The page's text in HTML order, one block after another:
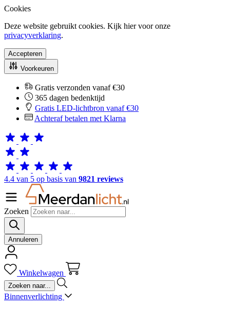
Cookies
Deze website gebruikt cookies. Kijk hier voor onze
privacyverklaring.
Accepteren
Voorkeuren
Gratis verzonden vanaf €30
365 dagen bedenktijd
Gratis LED-lichtbron vanaf €30
Achteraf betalen met Klarna
4.4 van 5 op basis van 9821 reviews
Zoeken
Annuleren
Winkelwagen
Binnenverlichting